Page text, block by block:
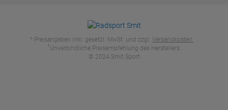
* Preisangaben inkl. gesetzl. MwSt. und zzgl. Versandkosten .
1 Unverbindliche Preisempfehlung des Herstellers.
© 2024 Smit Sport